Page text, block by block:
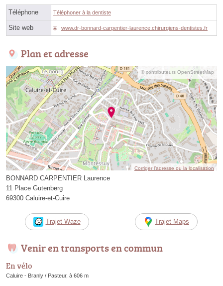
Téléphone Téléphoner à la dentiste
Site web www.dr-bonnard-carpentier-laurence.chirurgiens-dentistes.fr
Plan et adresse
© contributeurs OpenStreetMap
Corriger l’adresse ou la localisation
BONNARD CARPENTIER Laurence
11 Place Gutenberg
69300 Caluire-et-Cuire
Trajet Waze Trajet Maps
Venir en transports en commun
En vélo
Caluire - Branly / Pasteur, à 606 m